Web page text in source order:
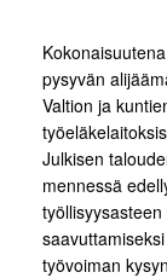
pysyvän
Valtion ja
Julkisen
mennessä
työvoiman